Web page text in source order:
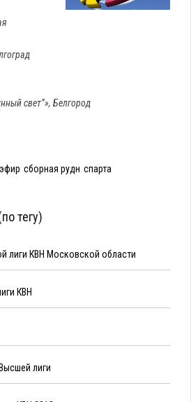
свет”», Белгород
эфир сборная рудн спарта
тегу)
лиги КВН Московской области
КВН
лиги